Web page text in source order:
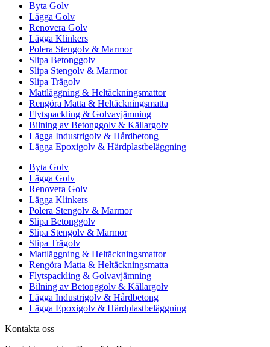
Byta Golv
Lägga Golv
Renovera Golv
Lägga Klinkers
Polera Stengolv & Marmor
Slipa Betonggolv
Slipa Stengolv & Marmor
Slipa Trägolv
Mattläggning & Heltäckningsmattor
Rengöra Matta & Heltäckningsmatta
Flytspackling & Golvavjämning
Bilning av Betonggolv & Källargolv
Lägga Industrigolv & Hårdbetong
Lägga Epoxigolv & Härdplastbeläggning
Byta Golv
Lägga Golv
Renovera Golv
Lägga Klinkers
Polera Stengolv & Marmor
Slipa Betonggolv
Slipa Stengolv & Marmor
Slipa Trägolv
Mattläggning & Heltäckningsmattor
Rengöra Matta & Heltäckningsmatta
Flytspackling & Golvavjämning
Bilning av Betonggolv & Källargolv
Lägga Industrigolv & Hårdbetong
Lägga Epoxigolv & Härdplastbeläggning
Kontakta oss